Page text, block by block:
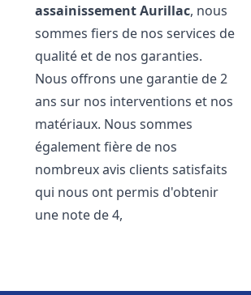
assainissementAurillac, nous
sommes fiers de nos services de
qualité et de nos garanties.
Nous offrons une garantie de 2
ans sur nos interventions et nos
matériaux. Nous sommes
également fière de nos
nombreux avis clients satisfaits
qui nous ont permis d'obtenir
une note de 4,